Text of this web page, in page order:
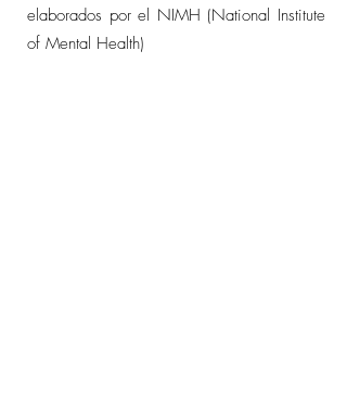
elaborados por el NIMH (National Institute
of Mental Health)